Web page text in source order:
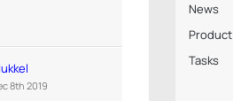
8th 2019
News
Product
Tasks